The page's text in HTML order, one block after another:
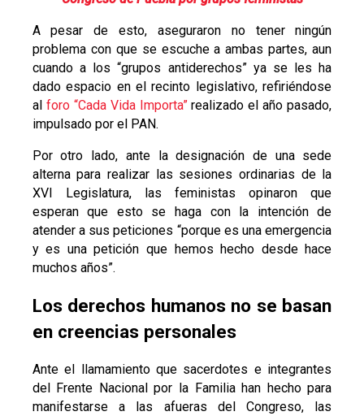
A pesar de esto, aseguraron no tener ningún
problema con que se escuche a ambas partes, aun
cuando a los “grupos antiderechos” ya se les ha
dado espacio en el recinto legislativo, refiriéndose
al foro “Cada Vida Importa”realizado el año pasado,
impulsado por el PAN.
Por otro lado, ante la designación de una sede
alterna para realizar las sesiones ordinarias de la
XVI Legislatura, las feministas opinaron que
esperan que esto se haga con la intención de
atender a sus peticiones “porque es una emergencia
y es una petición que hemos hecho desde hace
muchos años”.
Los derechos humanos no se basan
en creencias personales
Ante el llamamiento que sacerdotes e integrantes
del Frente Nacional por la Familia han hecho para
manifestarse a las afueras del Congreso, las